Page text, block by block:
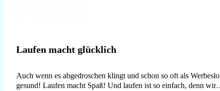
Laufen macht glücklich
Auch wenn es abgedroschen klingt und schon so oft als
gesund! Laufen macht Spaß! Und laufen ist so einfach, denn